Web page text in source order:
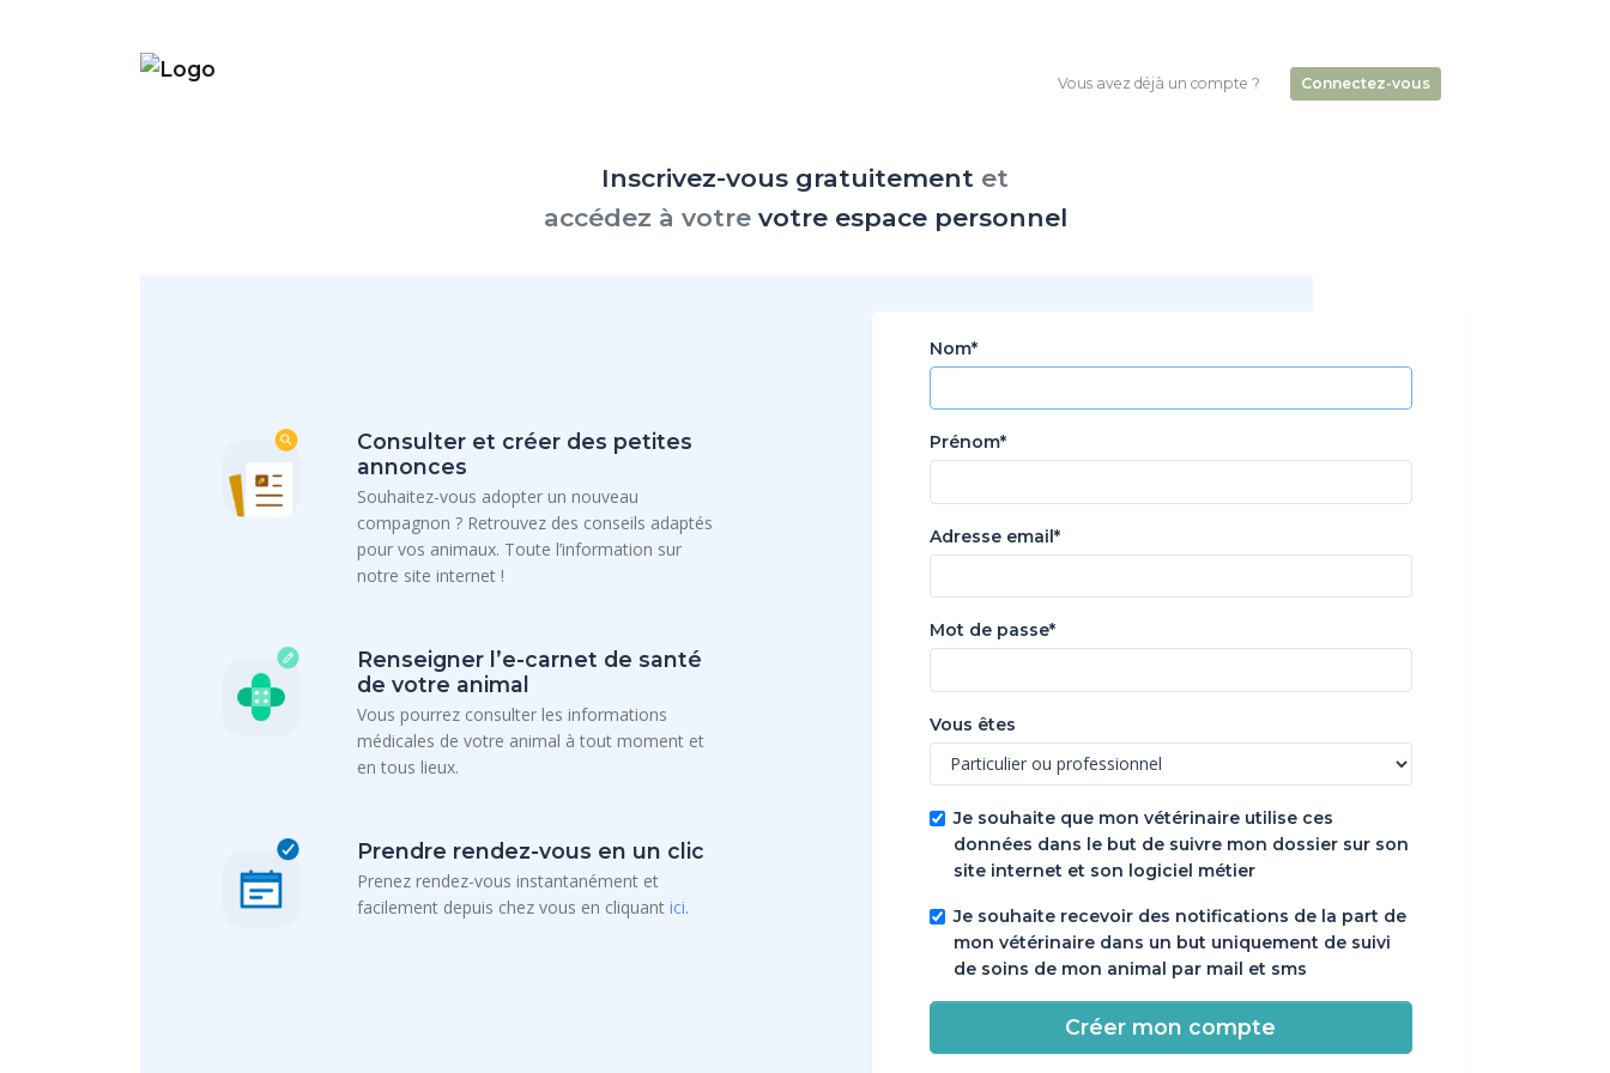
Vous avez déjà un compte ? Connectez-vous
Inscrivez-vous gratuitement et
accédez à votrevotre espace personnel
Consulter et créer des petites
annonces
Souhaitez-vous adopter un nouveau
compagnon ? Retrouvez des conseils adaptés
pour vos animaux. Toute l’information sur
notre site internet !
Renseigner l’e-carnet de santé
de votre animal
Vous pourrez consulter les informations
médicales de votre animal à tout moment et
en tous lieux.
Prendre rendez-vous en un clic
Prenez rendez-vous instantanément et
facilement depuis chez vous en cliquantici.
Nom*
Prénom*
Adresse email*
Mot de passe*
Vous êtes
Je souhaite que mon vétérinaire utilise ces
données dans le but de suivre mon dossier sur son
site internet et son logiciel métier
Je souhaite recevoir des notifications de la part de
mon vétérinaire dans un but uniquement de suivi
de soins de mon animal par mail et sms
Créer mon compte